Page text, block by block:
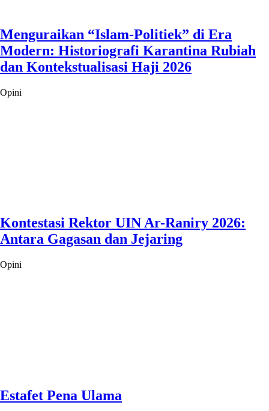
Menguraikan “Islam-Politiek” di Era
Modern: Historiografi Karantina Rubiah
dan Kontekstualisasi Haji 2026
Opini
Kontestasi Rektor UIN Ar-Raniry 2026:
Antara Gagasan dan Jejaring
Opini
Estafet Pena Ulama